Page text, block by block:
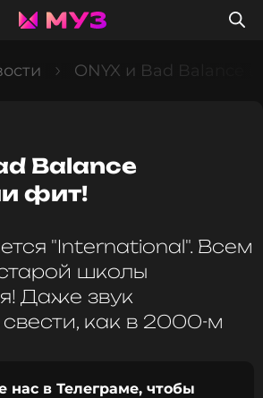
ONYX и Bad Balance
Balance
фит!
"International". Всем
школы
Даже звук
как в 2000-м
нас в Телеграме, чтобы